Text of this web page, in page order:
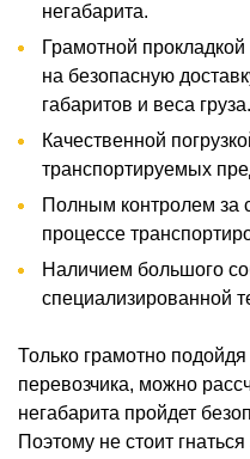
негабарита.
Грамотной
на безопасную
габаритов и веса груза.
Качественной
транспортируемых
Полным контролем за
процессе
Наличием большого
специализированной
Только грамотно
перевозчика, можно
негабарита пройдет
Поэтому не стоит